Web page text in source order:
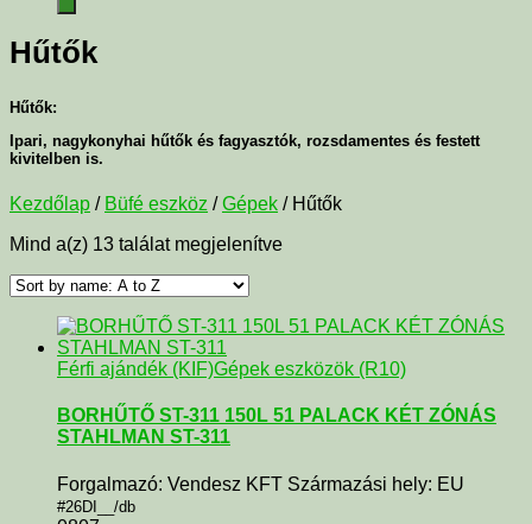
Hűtők
Hűtők:
Ipari, nagykonyhai hűtők és fagyasztók, rozsdamentes és festett
kivitelben is.
Kezdőlap / Büfé eszköz /Gépek / Hűtők
Mind a(z) 13 találat megjelenítve
Férfi ajándék (KIF)Gépek eszközök (R10)
BORHŰTŐ ST-311 150L 51 PALACK KÉT ZÓNÁS
STAHLMAN ST-311
Forgalmazó: Vendesz KFT Származási hely: EU
#26DI__/db